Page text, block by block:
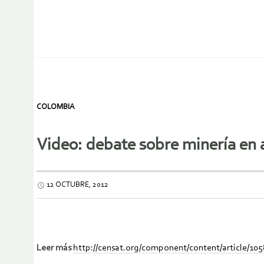
COLOMBIA
Video: debate sobre minería en
12 OCTUBRE, 2012
Leer más http://censat.org/component/content/article/